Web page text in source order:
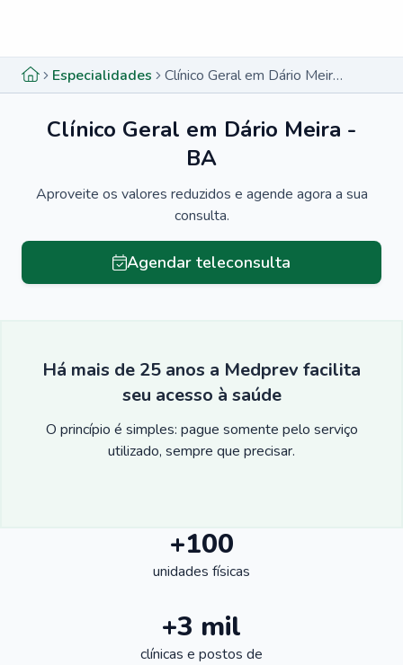
Especialidades Clínico Geral em Dário Meira - BA
Clínico Geral em Dário Meira -
BA
Aproveite os valores reduzidos e agende agora a sua
consulta.
Agendar teleconsulta
Há mais de 25 anos a Medprev facilita
seu acesso à saúde
O princípio é simples: pague somente pelo serviço
utilizado, sempre que precisar.
+100
unidades físicas
+3 mil
clínicas e postos de